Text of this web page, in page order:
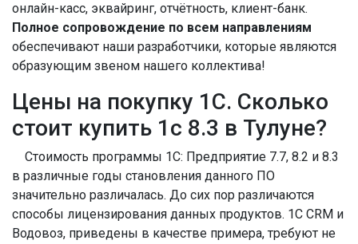
онлайн-касс, эквайринг, отчётность, клиент-банк.
Полное сопровождение по всем направлениям
обеспечивают наши разработчики, которые являются
образующим звеном нашего коллектива!
Цены на покупку 1С. Сколько
стоит купить 1с 8.3 в Тулуне?
Стоимость программы 1С: Предприятие 7.7, 8.2 и 8.3
в различные годы становления данного ПО
значительно различалась. До сих пор различаются
способы лицензирования данных продуктов. 1С CRM и
Водовоз, приведены в качестве примера, требуют не